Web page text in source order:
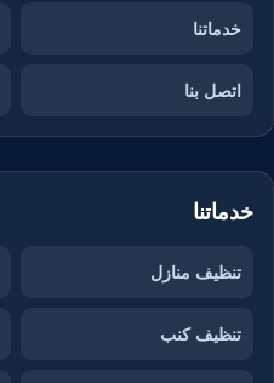
خدماتنا
اتصل بنا
خدماتنا
تنظيف منازل
تنظيف كنب